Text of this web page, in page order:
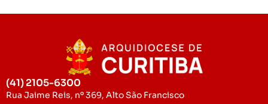
(41) 2105-6300
Rua Jaime Reis, nº 369, Alto São Francisco